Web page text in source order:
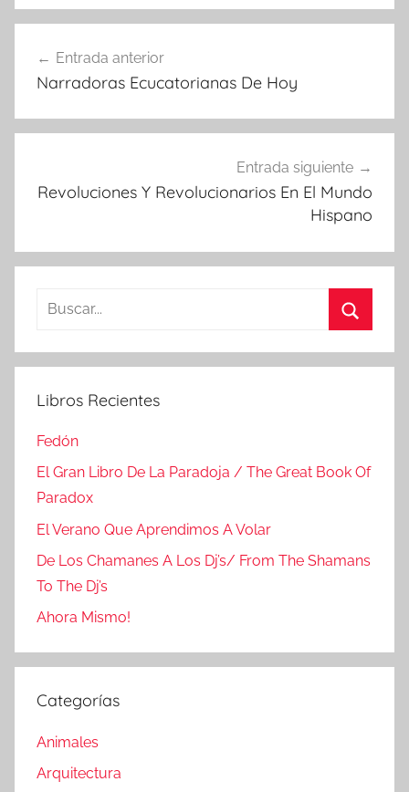
de
Entrada anterior
Narradoras Ecucatorianas De Hoy
Entrada siguiente
Revoluciones Y Revolucionarios En El Mundo
Hispano
Buscar:
Libros Recientes
Fedón
El Gran Libro De La Paradoja / The Great Book Of
Paradox
El Verano Que Aprendimos A Volar
De Los Chamanes A Los Dj’s/ From The Shamans
To The Dj’s
Ahora Mismo!
Categorías
Animales
Arquitectura